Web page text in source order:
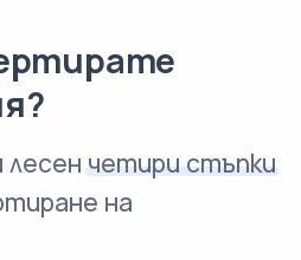
лесенчетири стъпки
на